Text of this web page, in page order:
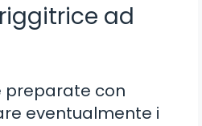
ad
preparate con
eventualmente i